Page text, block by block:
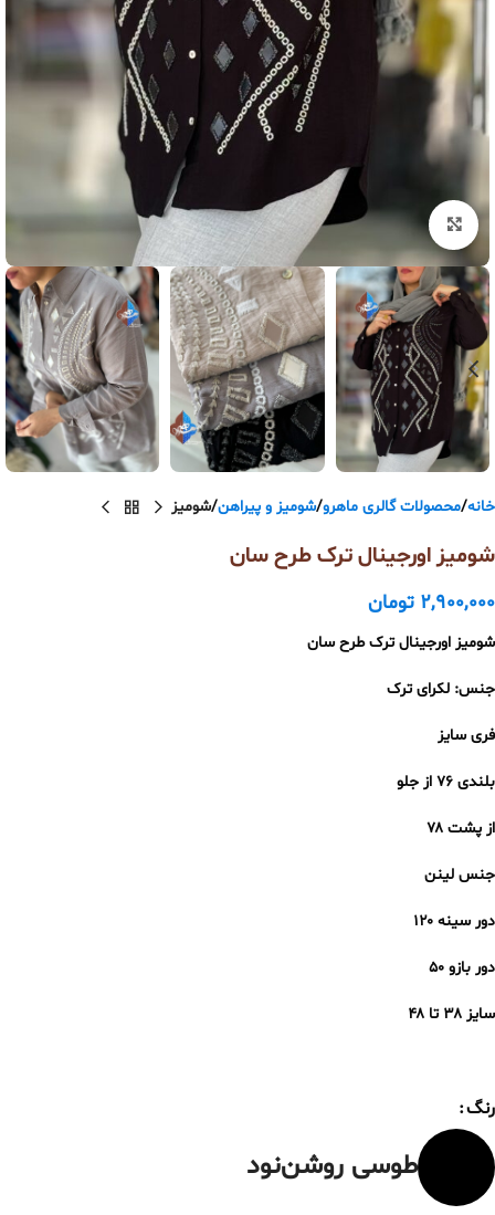
بزرگنمایی تصویر
خانه محصولات گالری ماهرو شومیز و پیراهن شومیز
شومیز اورجینال ترک طرح سان
2,900,000 تومان
شومیز اورجینال ترک طرح سان
جنس: لکرای ترک
فری سایز
بلندی ۷۶ از جلو
از پشت ۷۸
جنس لینن
دور سینه ۱۲۰
دور بازو ۵۰
سایز ۳۸ تا ۴۸
رنگ
طوسی روشننود